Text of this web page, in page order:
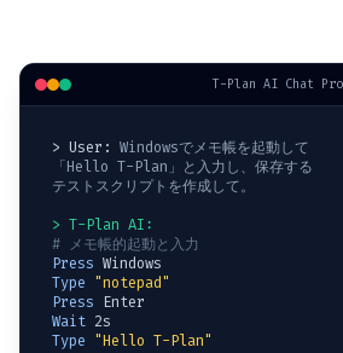
T-Plan AI Chat
> User: Windowsでメモ帳を起動して
「Hello T-Plan」と入力し、保存する
テストスクリプトを作成して。
> T-Plan AI:
# メモ帳的起動と入力
Press
Type "notepad"
Press
Wait
Type "Hello T-Plan"